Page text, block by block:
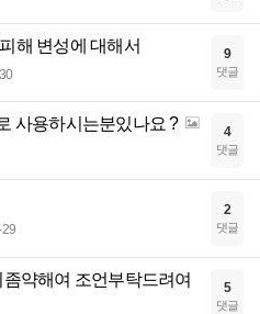
해 변성에 대해서 9
댓글
사용하시는분있나요 ? 4
댓글
2
댓글
약해여 조언부탁드려여
5
댓글